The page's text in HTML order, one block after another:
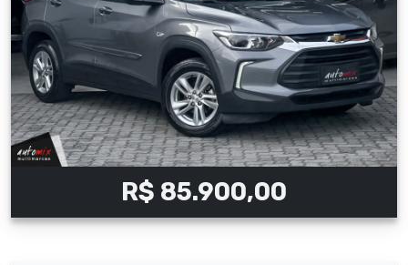
R$ 85.900,00